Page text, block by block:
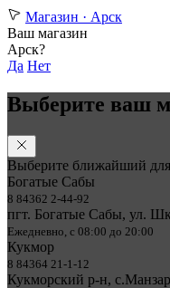
Магазин · Арск
Ваш магазин
Арск?
Да Нет
Выберите ваш
Выберите ближайший для
Богатые Сабы
8 84362 2-44-92
пгт. Богатые Сабы, ул.
Ежедневно, с 08:00 до 20:00
Кукмор
8 84364 21-1-12
Кукморский р-н,